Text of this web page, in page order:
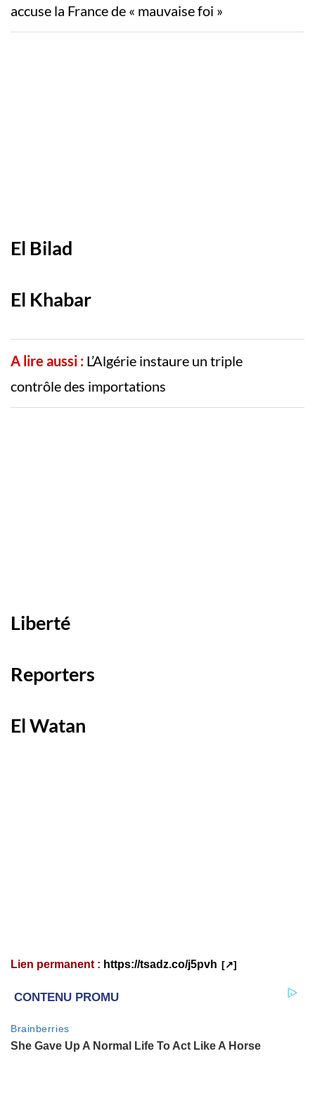
accuse la France de « mauvaise foi »
El Bilad
El Khabar
A lire aussi : L’Algérie instaure un triple
contrôle des importations
Liberté
Reporters
El Watan
Lien permanent : https://tsadz.co/j5pvh